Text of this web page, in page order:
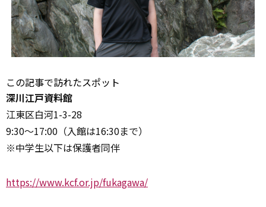
この記事で訪れたスポット
深川江戸資料館
江東区白河1-3-28
9:30～17:00（入館は16:30まで）
※中学生以下は保護者同伴
https://www.kcf.or.jp/fukagawa/